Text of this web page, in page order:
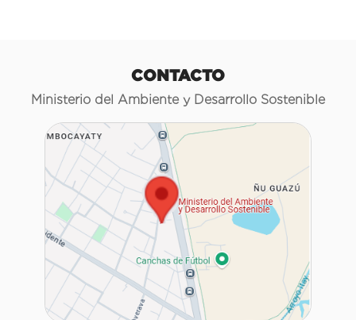
CONTACTO
Ministerio del Ambiente y Desarrollo Sostenible